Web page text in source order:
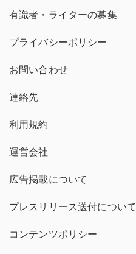
有識者・ライターの募集
プライバシーポリシー
お問い合わせ
連絡先
利用規約
運営会社
広告掲載について
プレスリリース送付について
コンテンツポリシー